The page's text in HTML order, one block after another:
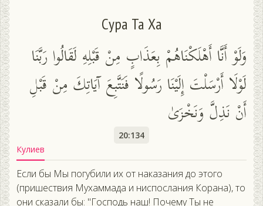
Сура Та Ха
وَلَوْ أَنَّا أَهْلَكْنَاهُمْ بِعَذَابٍ مِنْ قَبْلِهِ لَقَالُوا رَبَّنَا
لَوْلَا أَرْسَلْتَ إِلَيْنَا رَسُولًا فَنَتَّبِعَ آيَاتِكَ مِنْ قَبْلِ
أَنْ نَذِلَّ وَنَخْزَىٰ
20:134
Кулиев
Если бы Мы погубили их от наказания до этого
(пришествия Мухаммада и ниспослания Корана), то
они сказали бы: "Господь наш! Почему Ты не